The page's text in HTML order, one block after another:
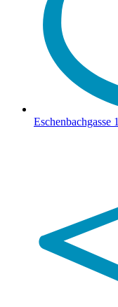
Eschenbachgasse